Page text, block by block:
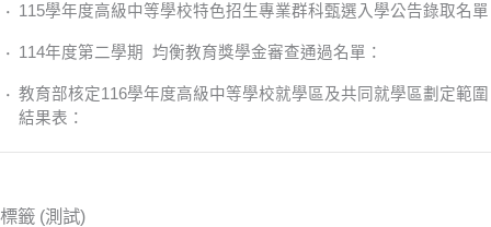
115學年度高級中等學校特色招生專業群科甄選入學公告錄取名單
114年度第二學期 均衡教育獎學金審查通過名單：
教育部核定116學年度高級中等學校就學區及共同就學區劃定範圍
結果表：
標籤 (測試)